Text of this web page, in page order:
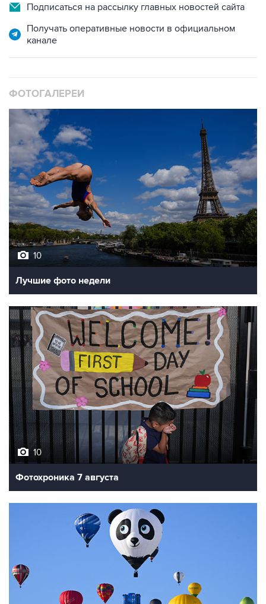
Подписаться на рассылку главных новостей сайта
Получать оперативные новости в официальном
канале
ФОТОГАЛЕРЕИ
10
Лучшие фото недели
10
Фотохроника 7 августа